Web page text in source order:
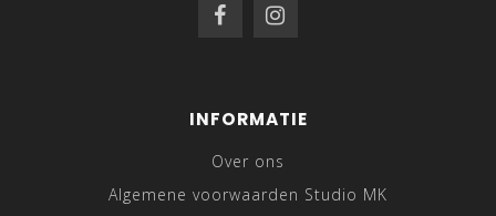
INFORMATIE
Over ons
Algemene voorwaarden Studio MK